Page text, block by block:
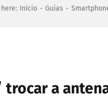
: Início - Guias -
a